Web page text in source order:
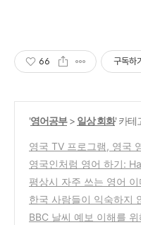
66 구독하기
'영어공부> 일상 회화' 카테
영국 TV 프로그램, 영국
잡는다.
(12)
영국인처럼 영어 하기:
평상시 자주 쓰는 영어
한국 사람들이 익숙하지
BBC 날씨 예보 이해를